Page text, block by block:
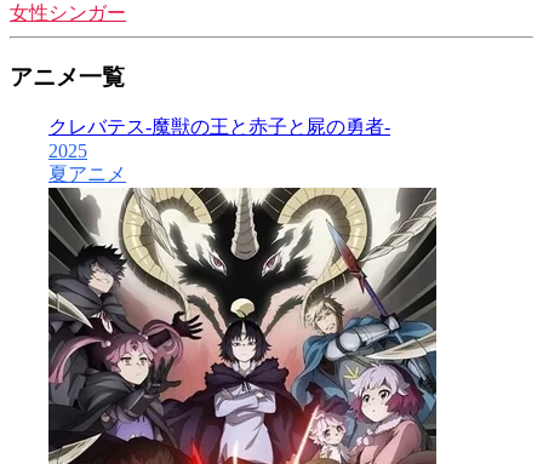
女性シンガー
アニメ一覧
クレバテス-魔獣の王と赤子と屍の勇者-
2025
夏アニメ